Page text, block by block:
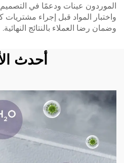
الموردون عينات ودعمًا في
واختبار المواد قبل إجراء مشتريات
وضمان رضا العملاء بالنتائج النهائية.
أحدث